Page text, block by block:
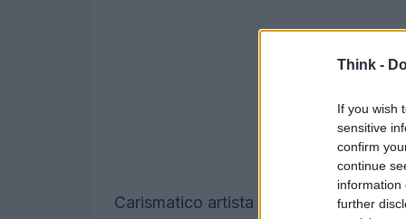
Think -
If you wish
sensitive
confirm
continue
information
further
Carismatico artista e intellettuale, la